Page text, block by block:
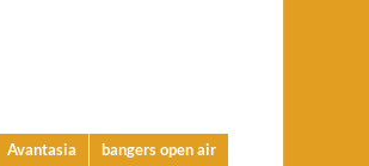
Avantasia bangers open air